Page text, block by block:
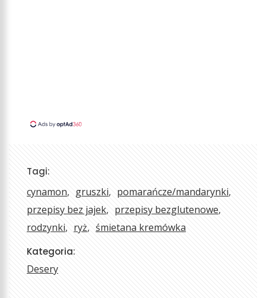
Tagi:
cynamon gruszki
pomarańcze/mandarynki
przepisy bez jajek
przepisy bezglutenowe
rodzynki
ryż śmietana kremówka
Kategoria:
Desery